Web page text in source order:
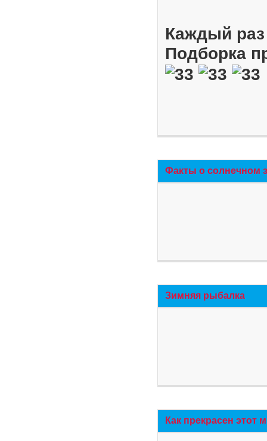
Каждый
Подборка
Факты о солнечном
Зимняя рыбалка
Как прекрасен этот